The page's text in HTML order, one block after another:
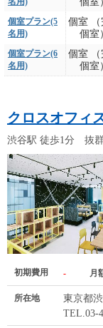
個室プラン(5
名用)
個室 （
個室）
個室プラン(6
名用)
個室 （
個室）
クロスオフィ
渋谷駅 徒歩1分 抜群
初期費用 - 月
所在地
東京都
TEL.03-